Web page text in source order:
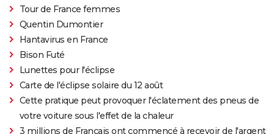
Tour de France femmes
Quentin Dumontier
Hantavirus en France
Bison Futé
Lunettes pour l'éclipse
Carte de l'éclipse solaire du 12 août
Cette pratique peut provoquer l'éclatement des pneus de
votre voiture sous l'effet de la chaleur
3 millions de Français ont commencé à recevoir de l'argent